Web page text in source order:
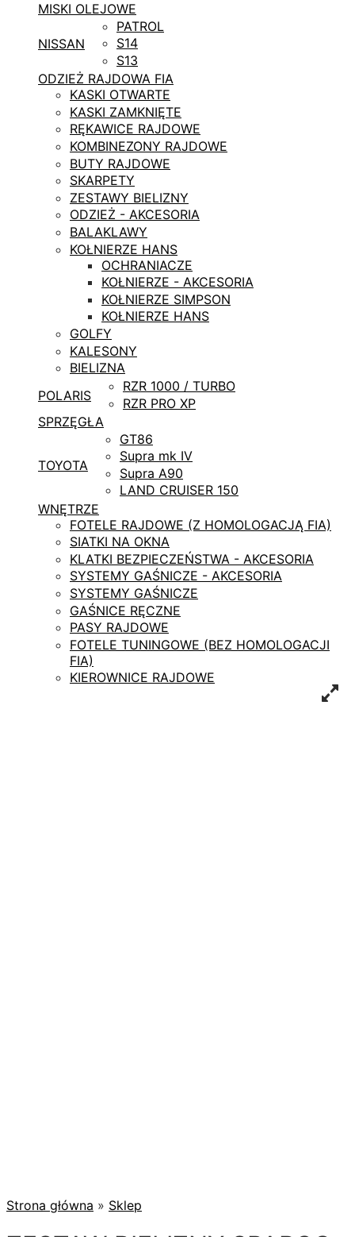
MISKI OLEJOWE
NISSAN
PATROL
S14
S13
ODZIEŻ RAJDOWA FIA
KASKI OTWARTE
KASKI ZAMKNIĘTE
RĘKAWICE RAJDOWE
KOMBINEZONY RAJDOWE
BUTY RAJDOWE
SKARPETY
ZESTAWY BIELIZNY
ODZIEŻ - AKCESORIA
BALAKLAWY
KOŁNIERZE HANS
OCHRANIACZE
KOŁNIERZE - AKCESORIA
KOŁNIERZE SIMPSON
KOŁNIERZE HANS
GOLFY
KALESONY
BIELIZNA
POLARIS
RZR 1000 / TURBO
RZR PRO XP
SPRZĘGŁA
TOYOTA
GT86
Supra mk IV
Supra A90
LAND CRUISER 150
WNĘTRZE
FOTELE RAJDOWE (Z HOMOLOGACJĄ FIA)
SIATKI NA OKNA
KLATKI BEZPIECZEŃSTWA - AKCESORIA
SYSTEMY GAŚNICZE - AKCESORIA
SYSTEMY GAŚNICZE
GAŚNICE RĘCZNE
PASY RAJDOWE
FOTELE TUNINGOWE (BEZ HOMOLOGACJI
FIA)
KIEROWNICE RAJDOWE
Strona główna » Sklep